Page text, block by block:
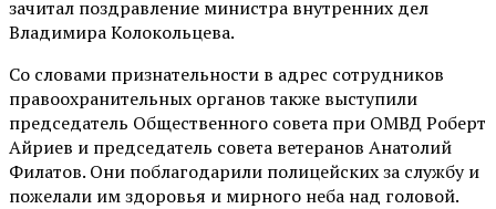
зачитал поздравление министра внутренних дел
Владимира Колокольцева.
Со словами признательности в адрес сотрудников
правоохранительных органов также выступили
председатель Общественного совета при ОМВД Роберт
Айриев и председатель совета ветеранов Анатолий
Филатов. Они поблагодарили полицейских за службу и
пожелали им здоровья и мирного неба над головой.